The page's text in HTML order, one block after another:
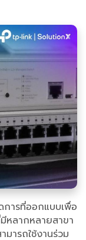
การที่ออกแบบเพื่อ
หลากหลายสาขา
มารถใช้งานร่วม